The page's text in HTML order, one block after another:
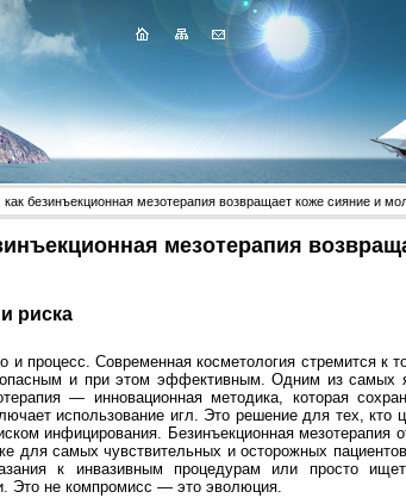
безинъекционная мезотерапия возвращает коже сияние и
мезотерапия
риска
и процесс. Современная косметология стремится к
и при этом эффективным. Одним из самых
— инновационная методика, которая
использование игл. Это решение для тех, кто
инфицирования. Безинъекционная мезотерапия
для самых чувствительных и осторожных
к инвазивным процедурам или просто
Это не компромисс — это эволюция.